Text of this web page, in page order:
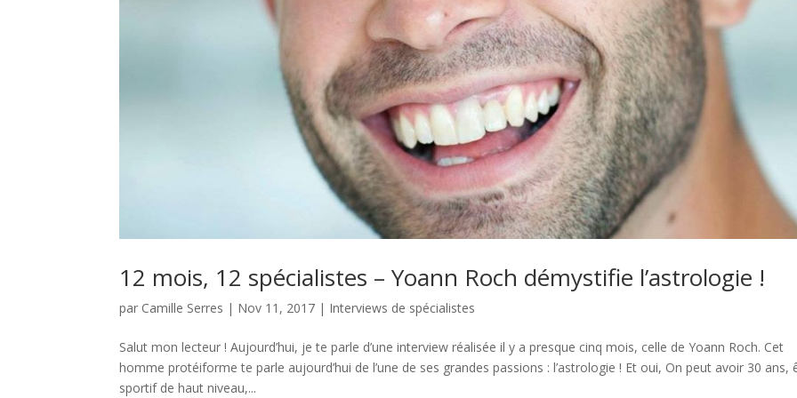
12 mois, 12 spécialistes – Yoann Roch démystifie l’astrologie !
par Camille Serres | Nov 11, 2017 | Interviews de spécialistes
Salut mon lecteur ! Aujourd’hui, je te parle d’une interview réalisée il y a presque cinq mois, celle de Yoann Roch. Cet
homme protéiforme te parle aujourd’hui de l’une de ses grandes passions : l’astrologie ! Et oui, On peut avoir 30 ans,
sportif de haut niveau,...